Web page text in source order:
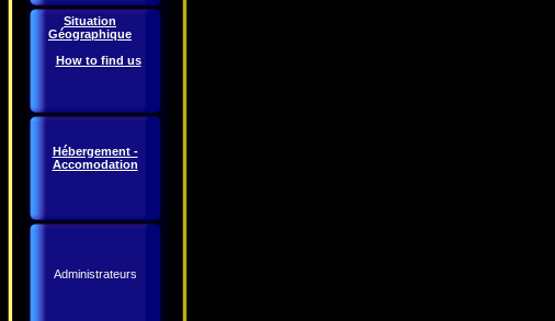
Situation
Géographique
How to find us
Hébergement -
Accomodation
Administrateurs